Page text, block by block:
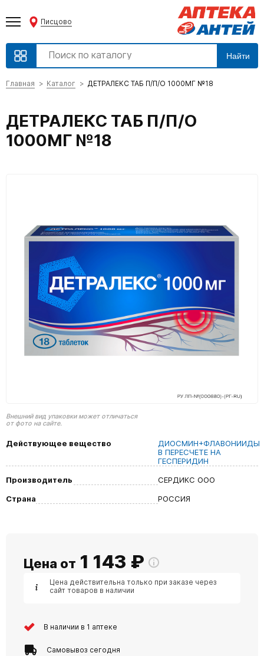
Писцово
Найти
Главная Каталог ДЕТРАЛЕКС ТАБ П/П/О 1000МГ №18
ДЕТРАЛЕКС ТАБ П/П/О
1000МГ №18
Внешний вид упаковки может отличаться
от фото на сайте.
Действующее вещество
ДИОСМИН+ФЛАВОНИИДЫ
В ПЕРЕСЧЕТЕ НА
ГЕСПЕРИДИН
Производитель
СЕРДИКС ООО
Страна
РОССИЯ
Цена от 1 143 ₽
Цена действительна только при заказе через
сайт товаров в наличии
В наличии в 1 аптеке
Самовывоз сегодня